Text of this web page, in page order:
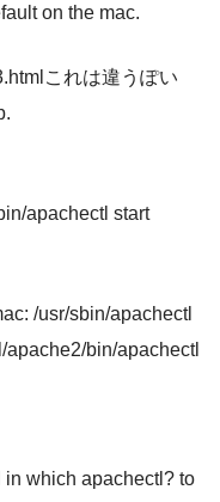
on the mac.
これは違うぽい
apachectl start
/usr/sbin/apachectl
bin/apachectl
in which apachectl? to